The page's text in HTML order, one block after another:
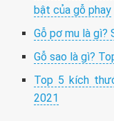
bật của gỗ phay
Gỗ pơ mu là gì?
Gỗ sao là gì?
Top 5 kích
2021